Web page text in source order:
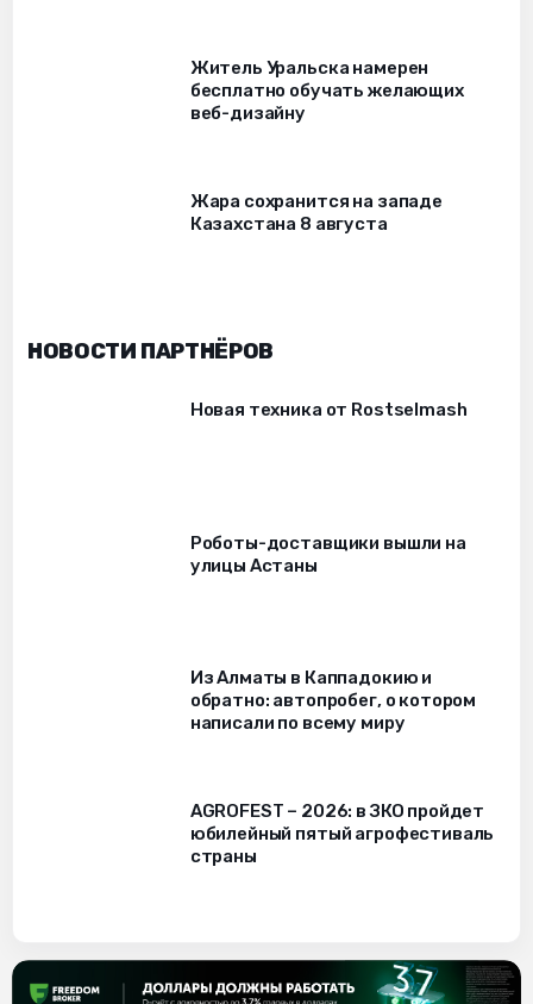
Житель Уральска намерен
бесплатно обучать желающих
веб-дизайну
Жара сохранится на западе
Казахстана 8 августа
НОВОСТИ ПАРТНЁРОВ
Новая техника от Rostselmash
Роботы-доставщики вышли на
улицы Астаны
Из Алматы в Каппадокию и
обратно: автопробег, о котором
написали по всему миру
AGROFEST – 2026: в ЗКО пройдет
юбилейный пятый агрофестиваль
страны